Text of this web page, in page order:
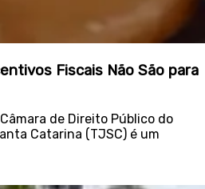
Fiscais Não São para
de Direito Público do
Catarina (TJSC) é um